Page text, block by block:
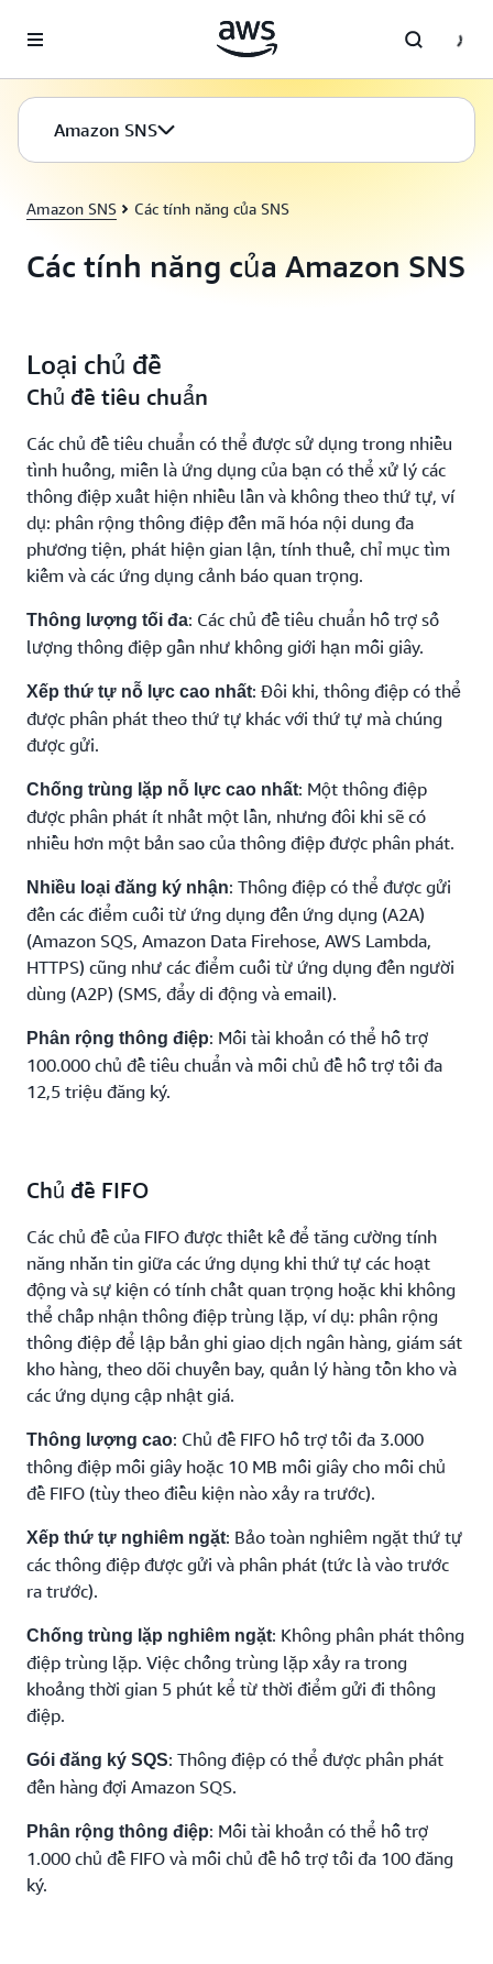
Amazon SNS Các tính năng của SNS
Các tính năng của Amazon SNS
Amazon SNS
Loại chủ đề
Chủ đề tiêu chuẩn
Các chủ đề tiêu chuẩn có thể được sử dụng trong nhiều
tình huống, miễn là ứng dụng của bạn có thể xử lý các
thông điệp xuất hiện nhiều lần và không theo thứ tự, ví
dụ: phân rộng thông điệp đến mã hóa nội dung đa
phương tiện, phát hiện gian lận, tính thuế, chỉ mục tìm
kiếm và các ứng dụng cảnh báo quan trọng.
Thông lượng tối đa: Các chủ đề tiêu chuẩn hỗ trợ số
lượng thông điệp gần như không giới hạn mỗi giây.
Xếp thứ tự nỗ lực cao nhất: Đôi khi, thông điệp có thể
được phân phát theo thứ tự khác với thứ tự mà chúng
được gửi.
Chống trùng lặp nỗ lực cao nhất: Một thông điệp
được phân phát ít nhất một lần, nhưng đôi khi sẽ có
nhiều hơn một bản sao của thông điệp được phân phát.
Nhiều loại đăng ký nhận: Thông điệp có thể được gửi
đến các điểm cuối từ ứng dụng đến ứng dụng (A2A)
(Amazon SQS, Amazon Data Firehose, AWS Lambda,
HTTPS) cũng như các điểm cuối từ ứng dụng đến người
dùng (A2P) (SMS, đẩy di động và email).
Phân rộng thông điệp: Mỗi tài khoản có thể hỗ trợ
100.000 chủ đề tiêu chuẩn và mỗi chủ đề hỗ trợ tối đa
12,5 triệu đăng ký.
Chủ đề FIFO
Các chủ đề của FIFO được thiết kế để tăng cường tính
năng nhắn tin giữa các ứng dụng khi thứ tự các hoạt
động và sự kiện có tính chất quan trọng hoặc khi không
thể chấp nhận thông điệp trùng lặp, ví dụ: phân rộng
thông điệp để lập bản ghi giao dịch ngân hàng, giám sát
kho hàng, theo dõi chuyến bay, quản lý hàng tồn kho và
các ứng dụng cập nhật giá.
Thông lượng cao: Chủ đề FIFO hỗ trợ tối đa 3.000
thông điệp mỗi giây hoặc 10 MB mỗi giây cho mỗi chủ
đề FIFO (tùy theo điều kiện nào xảy ra trước).
Xếp thứ tự nghiêm ngặt: Bảo toàn nghiêm ngặt thứ tự
các thông điệp được gửi và phân phát (tức là vào trước
ra trước).
Chống trùng lặp nghiêm ngặt: Không phân phát thông
điệp trùng lặp. Việc chống trùng lặp xảy ra trong
khoảng thời gian 5 phút kể từ thời điểm gửi đi thông
điệp.
Gói đăng ký SQS: Thông điệp có thể được phân phát
đến hàng đợi Amazon SQS.
Phân rộng thông điệp: Mỗi tài khoản có thể hỗ trợ
1.000 chủ đề FIFO và mỗi chủ đề hỗ trợ tối đa 100 đăng
ký.